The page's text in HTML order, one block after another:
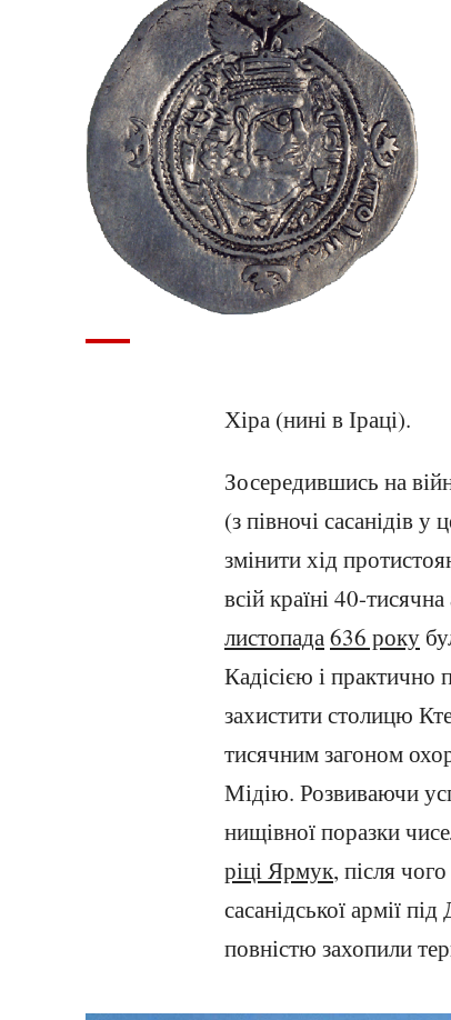
Хіра (нині в Іраці).
Зосередившись на
(з півночі сасанідів
змінити хід
всій країні 40-
листопада636 року
Кадісією і практично
захистити столицю
тисячним загоном
Мідію. Розвиваючи
нищівної поразки
ріці Ярмук, після чого
сасанідської армії
повністю захопили